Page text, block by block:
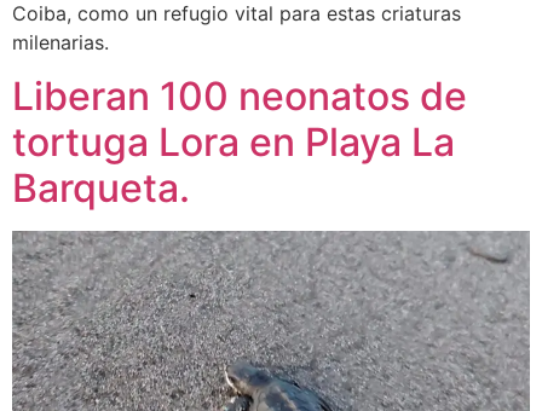
Coiba, como un refugio vital para estas criaturas
milenarias.
Liberan 100 neonatos de
tortuga Lora en Playa La
Barqueta.